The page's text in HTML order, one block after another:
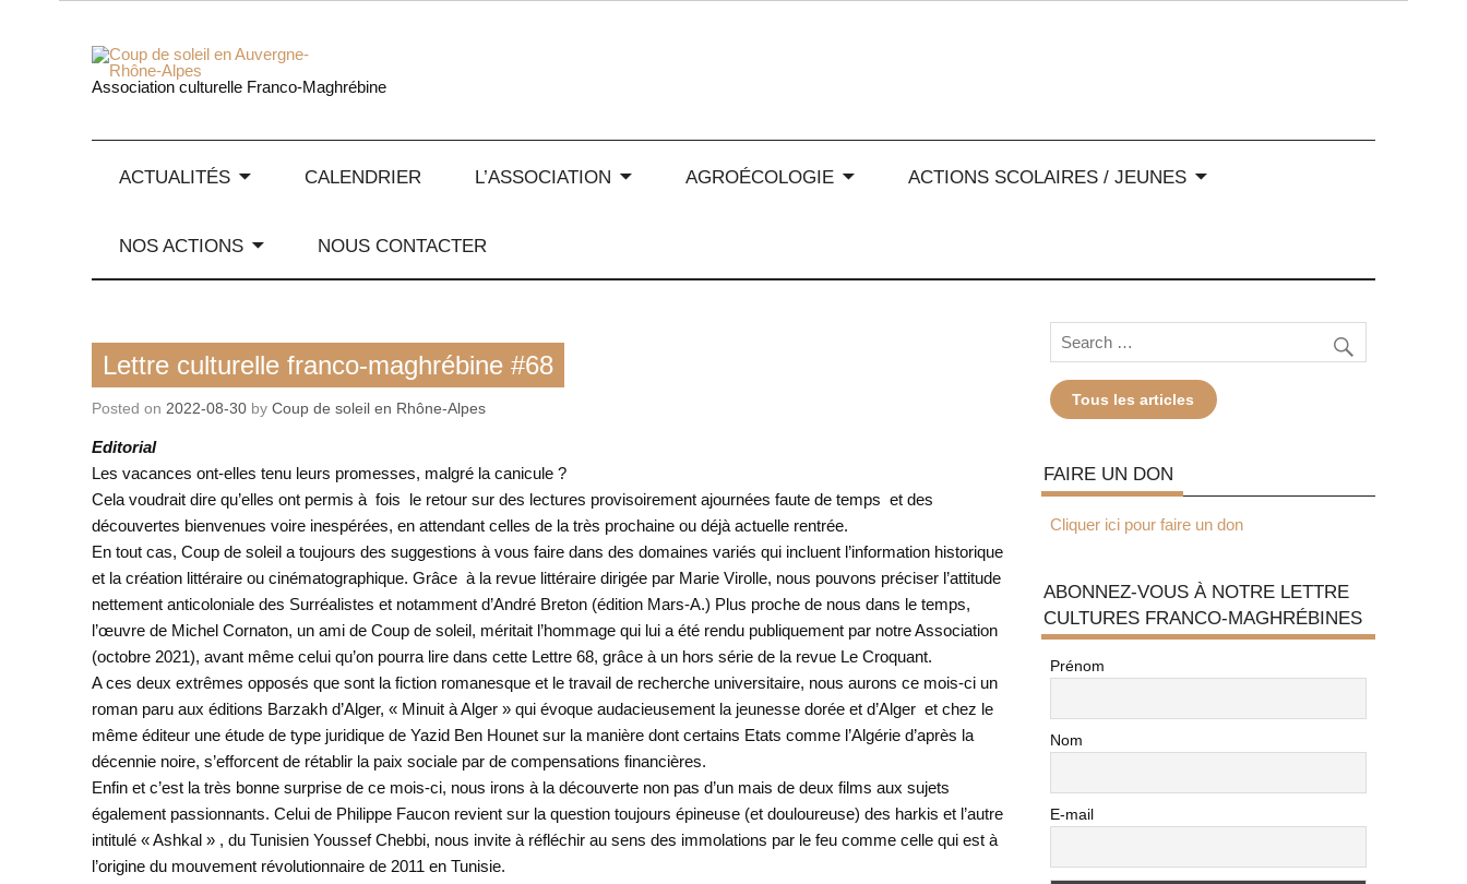
Coup de soleil en Auvergne-Rhône-Alpes
Association culturelle Franco-Maghrébine
ACTUALITÉS CALENDRIER L’ASSOCIATION AGROÉCOLOGIE ACTIONS SCOLAIRES / JEUNES
NOS ACTIONS NOUS CONTACTER
Lettre culturelle franco-maghrébine
Lettre culturelle franco-maghrébine #68
Posted on 2022-08-30 byCoup de soleil en Rhône-Alpes
Editorial
Les vacances ont-elles tenu leurs promesses, malgré la canicule ?
Cela voudrait dire qu’elles ont permis à fois le retour sur des lectures provisoirement ajournées faute de temps et des
découvertes bienvenues voire inespérées, en attendant celles de la très prochaine ou déjà actuelle rentrée.
En tout cas, Coup de soleil a toujours des suggestions à vous faire dans des domaines variés qui incluent l’information historique
et la création littéraire ou cinématographique. Grâce à la revue littéraire dirigée par Marie Virolle, nous pouvons préciser l’attitude
nettement anticoloniale des Surréalistes et notamment d’André Breton (édition Mars-A.) Plus proche de nous dans le temps,
l’œuvre de Michel Cornaton, un ami de Coup de soleil, méritait l’hommage qui lui a été rendu publiquement par notre Association
(octobre 2021), avant même celui qu’on pourra lire dans cette Lettre 68, grâce à un hors série de la revue Le Croquant.
A ces deux extrêmes opposés que sont la fiction romanesque et le travail de recherche universitaire, nous aurons ce mois-ci un
roman paru aux éditions Barzakh d’Alger, « Minuit à Alger » qui évoque audacieusement la jeunesse dorée et d’Alger et chez le
même éditeur une étude de type juridique de Yazid Ben Hounet sur la manière dont certains Etats comme l’Algérie d’après la
décennie noire, s’efforcent de rétablir la paix sociale par de compensations financières.
Enfin et c’est la très bonne surprise de ce mois-ci, nous irons à la découverte non pas d’un mais de deux films aux sujets
également passionnants. Celui de Philippe Faucon revient sur la question toujours épineuse (et douloureuse) des harkis et l’autre
intitulé « Ashkal » , du Tunisien Youssef Chebbi, nous invite à réfléchir au sens des immolations par le feu comme celle qui est à
l’origine du mouvement révolutionnaire de 2011 en Tunisie.
Tous les articles
FAIRE UN DON
Cliquer ici pour faire un don
ABONNEZ-VOUS À NOTRE LETTRE
CULTURES FRANCO-MAGHRÉBINES
Prénom
Nom
E-mail